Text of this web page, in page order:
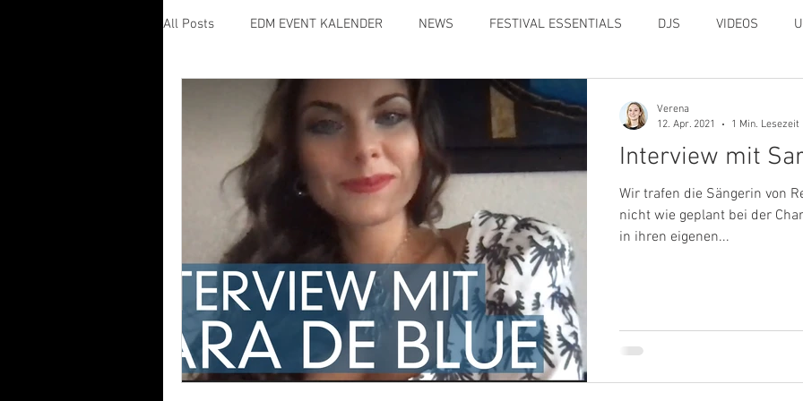
All Posts EDM EVENT KALENDER NEWS FESTIVAL ESSENTIALS DJS VIDEOS
Interview mit
Wir trafen die Sängerin von
nicht wie geplant bei der
in ihren eigenen...
Verena
12. Apr. 2021
1 Min. Lesezeit